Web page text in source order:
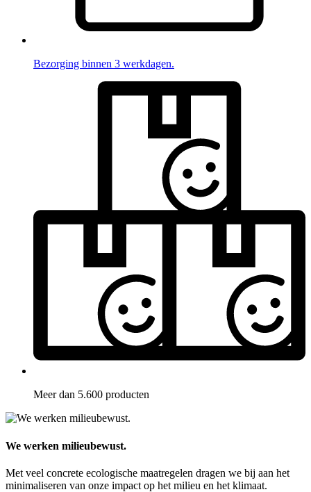
Bezorging binnen 3 werkdagen.
Meer dan 5.600 producten
We werken milieubewust.
Met veel concrete ecologische maatregelen dragen we bij aan het
minimaliseren van onze impact op het milieu en het klimaat.